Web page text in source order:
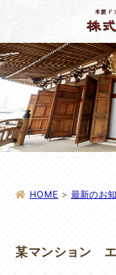
HOME > 最新のお
某マンション